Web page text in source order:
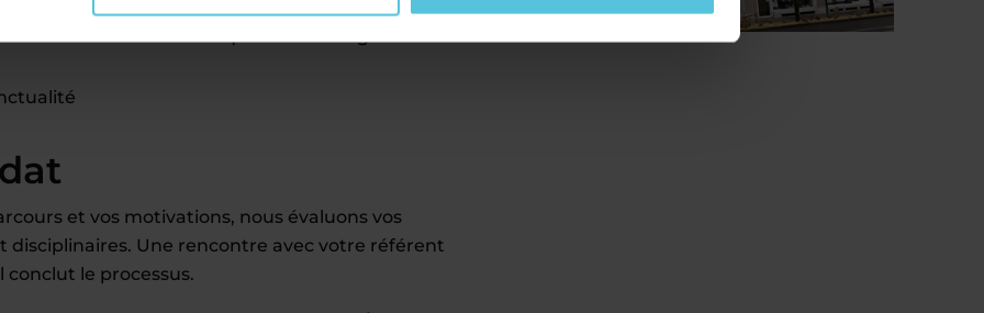
matières et niveaux que vous enseignez
et vos motivations, nous évaluons vos
Une rencontre avec votre référent
le processus.